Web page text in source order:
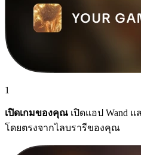
1
เปิดเกมของคุณ เปิดแอป Wand แ
โดยตรงจากไลบรารีของคุณ